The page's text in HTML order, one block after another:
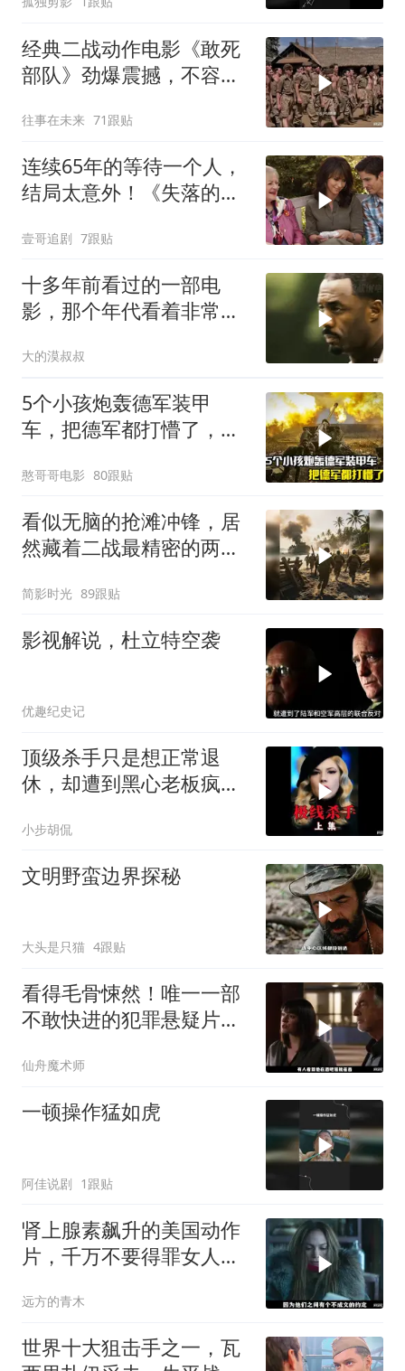
经典二战动作电影《敢死
部队》劲爆震撼，不容错
往事在未来 71跟贴
连续65年的等待一个人，
结局太意外！《失落的情
壹哥追剧 7跟贴
十多年前看过的一部电
影，那个年代看着非常劲
大的漠叔叔
5个小孩炮轰德军装甲
车，把德军都打懵了，战
憨哥哥电影 80跟贴
看似无脑的抢滩冲锋，居
然藏着二战最精密的两栖
简影时光 89跟贴
影视解说，杜立特空袭
优趣纪史记
顶级杀手只是想正常退
休，却遭到黑心老板疯狂
小步胡侃
文明野蛮边界探秘
大头是只猫 4跟贴
看得毛骨悚然！唯一一部
不敢快进的犯罪悬疑片，
仙舟魔术师
一顿操作猛如虎
阿佳说剧 1跟贴
肾上腺素飙升的美国动作
片，千万不要得罪女人，
远方的青木
世界十大狙击手之一，瓦